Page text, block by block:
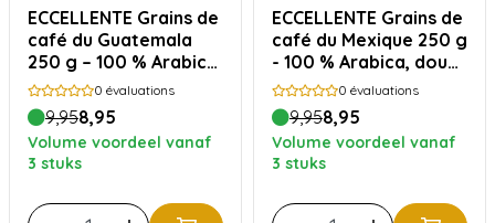
ECCELLENTE Grains de
café du Guatemala
250 g – 100 % Arabica,
riche et corsé
0 évaluations
9,958,95
Volume voordeel vanaf
3 stuks
ECCELLENTE Grains de
café du Mexique 250 g
- 100 % Arabica, doux
et accessible
0 évaluations
9,958,95
Volume voordeel vanaf
3 stuks